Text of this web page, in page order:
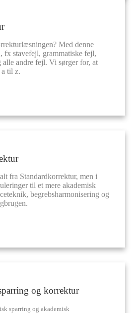
Med denne
fx stavefejl, grammatiske fejl,
andre fejl. Vi sørger for, at
til z.
fra Standardkorrektur, men i
til et mere akademisk
begrebsharmonisering og
og korrektur
sparring og akademisk